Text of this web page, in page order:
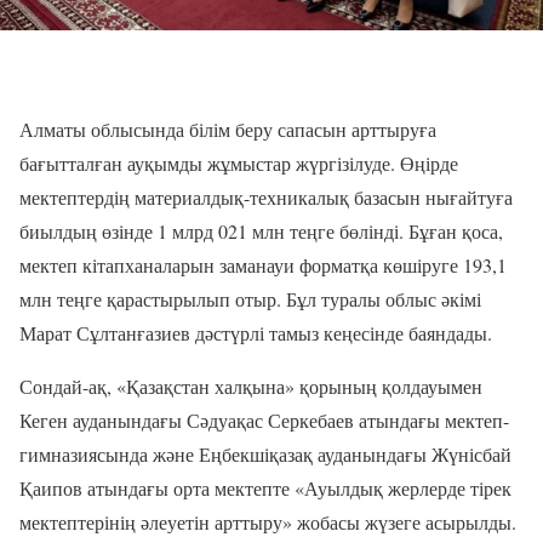
Алматы облысында білім беру сапасын арттыруға
бағытталған ауқымды жұмыстар жүргізілуде. Өңірде
мектептердің материалдық-техникалық базасын нығайтуға
биылдың өзінде 1 млрд 021 млн теңге бөлінді. Бұған қоса,
мектеп кітапханаларын заманауи форматқа көшіруге 193,1
млн теңге қарастырылып отыр. Бұл туралы облыс әкімі
Марат Сұлтанғазиев дәстүрлі тамыз кеңесінде баяндады.
Сондай-ақ, «Қазақстан халқына» қорының қолдауымен
Кеген ауданындағы Сәдуақас Серкебаев атындағы мектеп-
гимназиясында және Еңбекшіқазақ ауданындағы Жүнісбай
Қаипов атындағы орта мектепте «Ауылдық жерлерде тірек
мектептерінің әлеуетін арттыру» жобасы жүзеге асырылды.